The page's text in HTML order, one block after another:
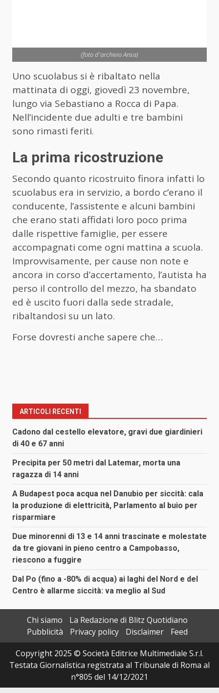
(foto d'archivio Ansa)
Uno scuolabus si è ribaltato nella
mattinata di oggi, giovedì 23 novembre,
lungo via Sebastiano a Rocca di Papa.
Nell’incidente due adulti e tre bambini
sono rimasti feriti.
La prima ricostruzione
Secondo quanto ricostruito finora infatti lo
scuolabus era in servizio, a bordo c’erano il
conducente, l’assistente e alcuni bambini
che erano stati affidati loro poco prima
dalle rispettive famiglie, per essere
accompagnati come ogni mattina a scuola.
Improvvisamente, per cause non note e
ancora in corso d’accertamento, l’autista ha
perso il controllo del mezzo, ha sbandato
ed è uscito fuori dalla sede stradale,
ribaltandosi su un lato.
Forse dovresti anche sapere che…
ARTICOLI RECENTI
Cadono dal cestello elevatore, gravi due giardinieri
di 40 e 67 anni
Precipita per 50 metri dal Latemar, morta una
ragazza di 14 anni
A Budapest poca acqua nel Danubio per siccità: cala
la produzione di elettricità, Parlamento al buio per
risparmiare
Due minorenni di 13 e 14 anni trascinate e molestate
da tre giovani in pieno centro a Campobasso,
riescono a fuggire
Dal Po (fino a -80% di acqua) ai laghi del Nord e del
Centro è allarme siccità: va meglio al Sud
Chi siamo
La Redazione di Blitz Quotidiano
Pubblicità
Privacy policy Disclaimer
Feed
Copyright 2025 © Società Editrice Multimediale S.r.l.
Testata Giornalistica registrata al Tribunale di Roma al
n°805 del 14/12/2021